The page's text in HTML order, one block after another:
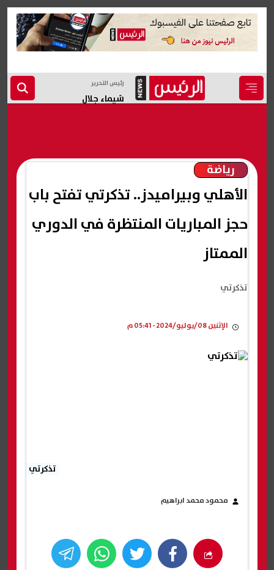
رئيس التحرير
شيماء جلال
رياضة
تذكرتي
الأهلي وبيراميدز.. تذكرتي تفتح باب
حجز المباريات المنتظرة في الدوري
الممتاز
الإثنين 08/يوليو/2024 - 05:41 م
تذكرتي
محمود محمد ابراهيم